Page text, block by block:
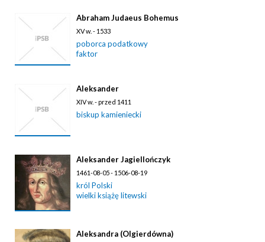
Abraham Judaeus Bohemus
XV w. - 1533
poborca podatkowy
faktor
Aleksander
XIV w. - przed 1411
biskup kamieniecki
Aleksander Jagiellończyk
1461-08-05 - 1506-08-19
król Polski
wielki książę litewski
Aleksandra (Olgierdówna)